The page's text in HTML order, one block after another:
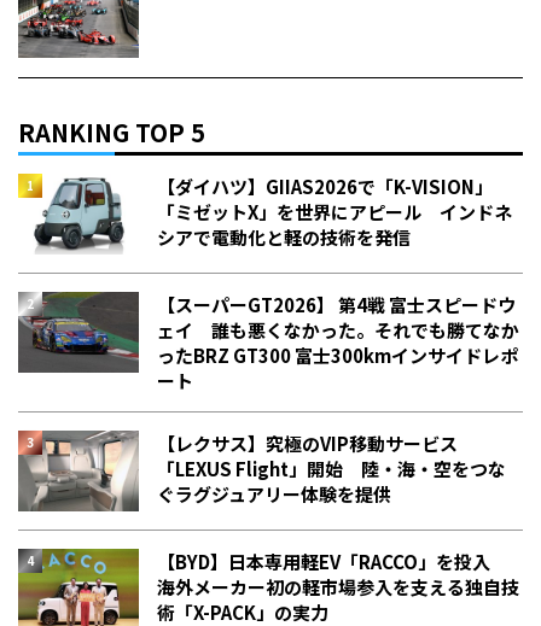
RANKING TOP 5
【ダイハツ】GIIAS2026で「K-VISION」
「ミゼットX」を世界にアピール インドネ
シアで電動化と軽の技術を発信
【スーパーGT2026】 第4戦 富士スピードウ
ェイ 誰も悪くなかった。それでも勝てなか
った――BRZ GT300 富士300kmインサイドレポ
ート
【レクサス】究極のVIP移動サービス
「LEXUS Flight」開始 陸・海・空をつな
ぐラグジュアリー体験を提供
【BYD】日本専用軽EV「RACCO」を投入
海外メーカー初の軽市場参入を支える独自技
術「X-PACK」の実力